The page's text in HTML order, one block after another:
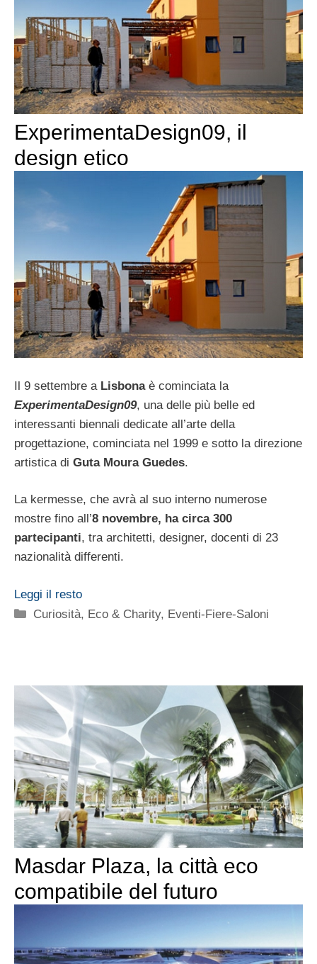
ExperimentaDesign09, il
design etico
Il 9 settembre a Lisbonaè cominciata la
ExperimentaDesign09, una delle più belle ed
interessanti biennali dedicate all’arte della
progettazione, cominciata nel 1999 e sotto la direzione
artistica di Guta Moura Guedes.
La kermesse, che avrà al suo interno numerose
mostre fino all’8 novembre, ha circa 300
partecipanti, tra architetti, designer, docenti di 23
nazionalità differenti.
Leggi il resto
Categorie
Curiosità, Eco & Charity, Eventi-Fiere-Saloni
Masdar Plaza, la città eco
compatibile del futuro